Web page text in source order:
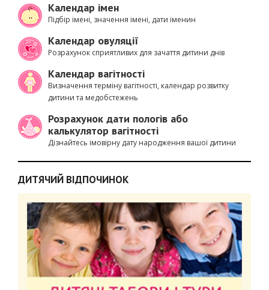
Календар імен
Підбір імені, значення імені, дати іменин
Календар овуляції
Розрахунок сприятливих для зачаття дитини днів
Календар вагітності
Визначення терміну вагітності, календар розвитку
дитини та медобстежень
Розрахунок дати пологів або
калькулятор вагітності
Дізнайтесь імовірну дату народження вашої дитини
ДИТЯЧИЙ ВІДПОЧИНОК